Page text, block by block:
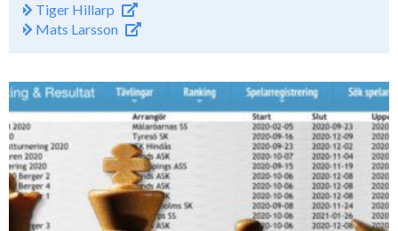
Tiger Hillarp
Mats Larsson